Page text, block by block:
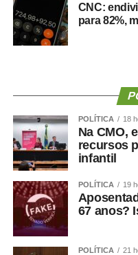
Segundo o município,
direitos garantidos por
como o prêmio saúde,
A gestão também
um ato administrativo
de transição, e que a
foi previamente alinhada
Secretaria.
Sobre os 60 dias de
concessão ocorreu
e já havia sido
qualquer
CNC:
para 82%,
POLÍTICA 18
Na CMO,
recursos
infantil
POLÍTICA 19
67 anos?
POLÍTICA 21